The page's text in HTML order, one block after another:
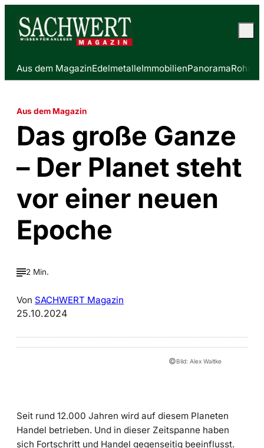
Aus dem MagazinEdelmetalleImmobilienPanorama
Aus dem Magazin
Das große Ganze
– Der Planet steht
vor einer neuen
Epoche
2 Min.
Von SACHWERT Magazin
25.10.2024
©Bild: Alex Waltke
Seit rund 12.000 Jahren wird auf diesem Planeten
Handel betrieben. Und in dieser Zeitspanne haben
sich Fortschritt und Handel gegenseitig beeinflusst.